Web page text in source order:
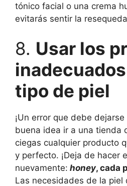
tónico facial o una crema
evitarás sentir la
8. Usar los
tipo de piel
¡Un error que debe
buena idea ir a una tienda
ciegas cualquier producto
y perfecto. ¡Deja de hacer
nuevamente: honey, cada
Las necesidades de la piel